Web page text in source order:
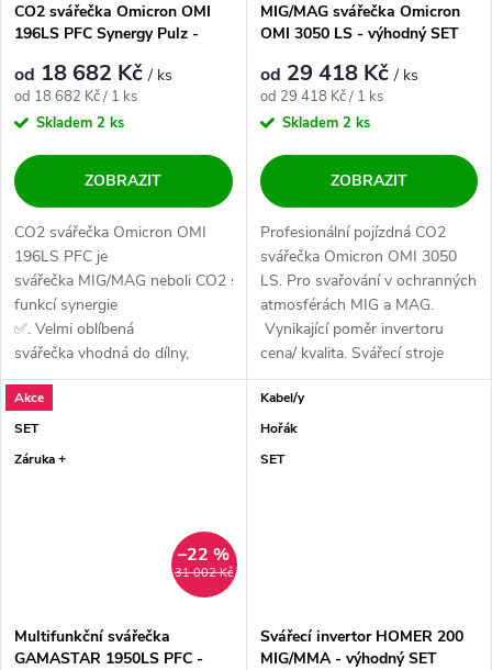
CO2 svářečka Omicron OMI
196LS PFC Synergy Pulz -
od 18 682 Kč/ ks
Měrná cena:
od 18 682 Kč / 1 ks
Skladem 2 ks
ZOBRAZIT
CO2 svářečka Omicron OMI
196LS PFC je
svářečka MIG/MAG neboli CO2 s
funkcí synergie
✅. Velmi oblíbená
svářečka vhodná do dílny,
údržby, domácnosti a lehkou
výrobu ✅. Vysoce...
MIG/MAG svářečka Omicron
OMI 3050 LS - výhodný SET
od 29 418 Kč/ ks
Měrná cena:
od 29 418 Kč / 1 ks
Skladem 2 ks
ZOBRAZIT
Profesionální pojízdná CO2
svářečka Omicron OMI 3050
LS. Pro svařování v ochranných
atmosférách MIG a MAG.
Vynikající poměr invertoru
cena/ kvalita. Svářecí stroje
Omicron...
Akce
SET
Záruka +
31 002 Kč
–22 %
Multifunkční svářečka
GAMASTAR 1950LS PFC -
Kabel/y
Hořák
SET
Svářecí invertor HOMER 200
MIG/MMA - výhodný SET